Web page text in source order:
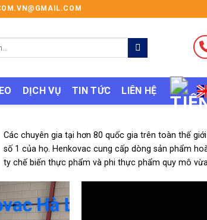
DỊCH VỤ TIN TỨC LIÊN HỆ
Các chuyên gia tại hơn 80 quốc gia trên toàn thế
số 1 của họ. Henkovac cung cấp dòng sản phẩm
ty chế biến thực phẩm và phi thực phẩm quy mô